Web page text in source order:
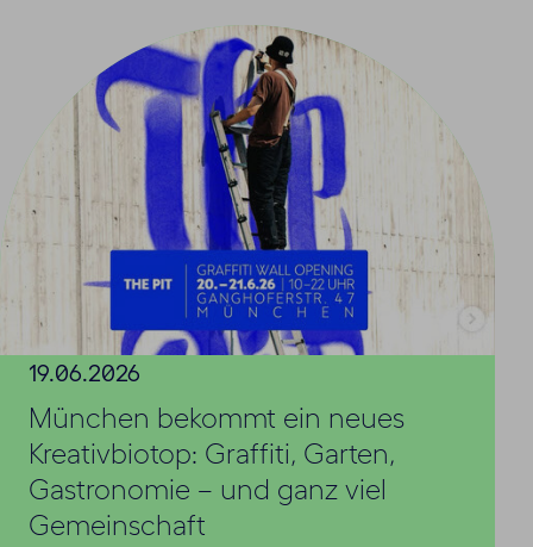
München bekommt ein neues
Kreativbiotop: Graffiti, Garten,
Gastronomie – und ganz viel
Gemeinschaft
19.06.2026